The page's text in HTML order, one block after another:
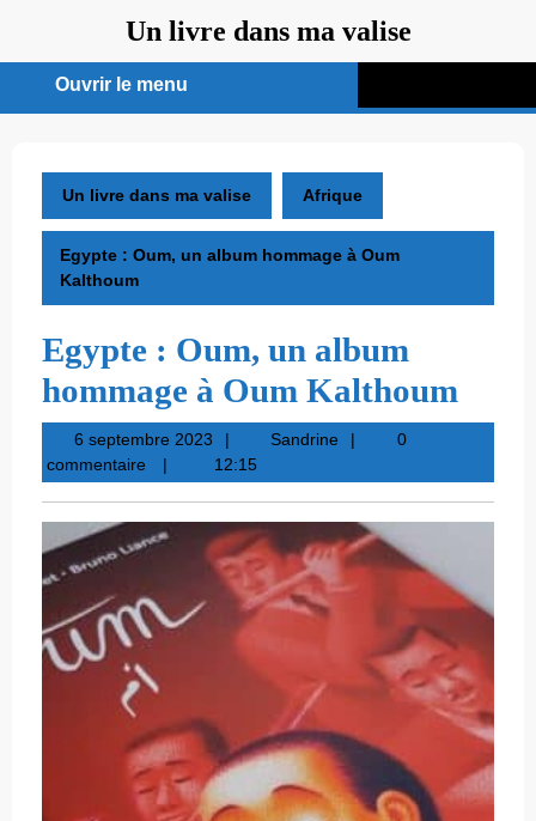
contenu
Un livre dans ma valise
Ouvrir le menu
menu
Un livre dans ma valise Afrique
Egypte : Oum, un album hommage à Oum
Kalthoum
Egypte : Oum, un album
hommage à Oum Kalthoum
6 septembre 20236
septembre
2023
SandrineSandrine
0
commentaire
12:15